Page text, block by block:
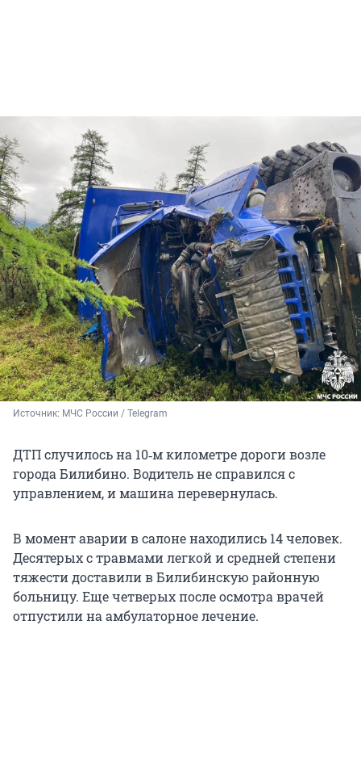
Источник: МЧС России / Telegram
ДТП случилось на 10‑м километре дороги возле
города Билибино. Водитель не справился с
управлением, и машина перевернулась.
В момент аварии в салоне находились 14 человек.
Десятерых с травмами легкой и средней степени
тяжести доставили в Билибинскую районную
больницу. Еще четверых после осмотра врачей
отпустили на амбулаторное лечение.